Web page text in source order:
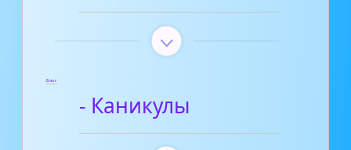
Блог
- Каникулы